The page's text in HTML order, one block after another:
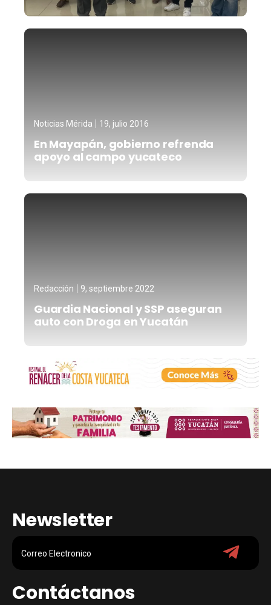
Noticias Mérida 19, julio 2016
En Mayapán, gobierno refrenda
apoyo al campo yucateco
Redacción 9, septiembre 2022
Guardia Nacional y SSP aseguran
auto con Droga en Yucatán
Newsletter
Contáctanos